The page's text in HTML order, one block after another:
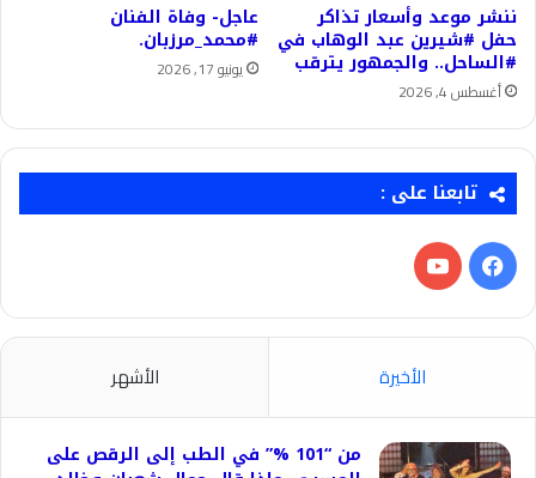
ننشر موعد وأسعار تذاكر
حفل #شيرين عبد الوهاب في
#الساحل.. والجمهور يترقب
أغسطس 4, 2026
عاجل- وفاة الفنان
#محمد_مرزبان.
يونيو 17, 2026
تابعنا على :
فيسبوك‫YouTube
الأخيرة الأشهر
من “101 %” في الطب إلى الرقص على